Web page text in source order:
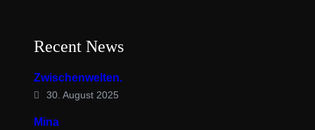
Recent News
Zwischenwelten.
30. August 2025
Mina